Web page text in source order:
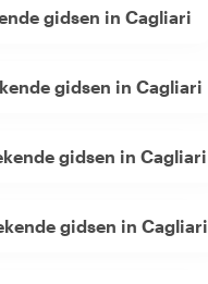
gidsen in Cagliari
gidsen in Cagliari
gidsen in Cagliari
gidsen in Cagliari